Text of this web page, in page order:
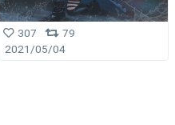
307
79
2021/05/04